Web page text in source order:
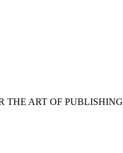
THE ART OF PUBLISHING